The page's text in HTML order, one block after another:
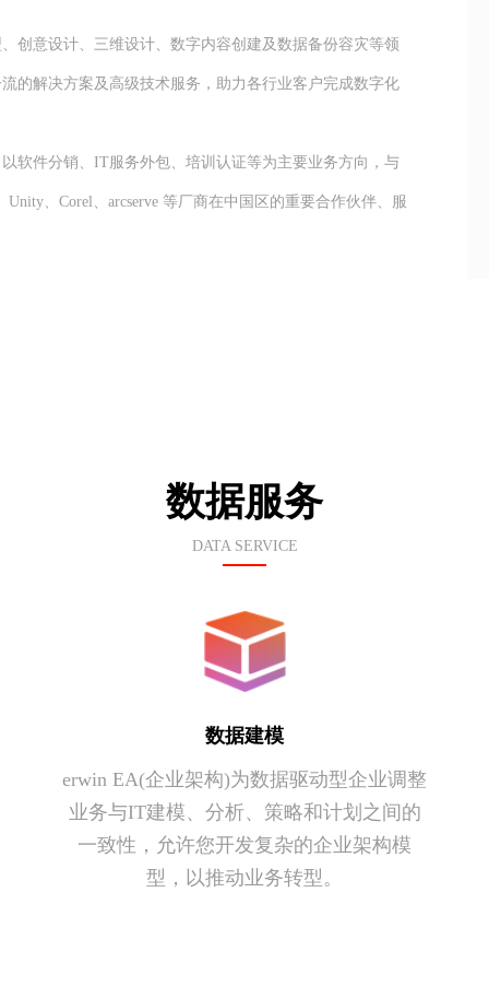
功
创意设计、三维设计、数字内容创建及数据备份容灾等领
的解决方案及高级技术服务，助力各行业客户完成数字化
软件分销、IT服务外包、培训认证等为主要业务方向，与
、Corel、arcserve 等厂商在中国区的重要合作伙伴、服
数据服务
DATA SERVICE
数据建模
erwin EA(企业架构)为数据驱动型企业调整
业务与IT建模、分析、策略和计划之间的
一致性，允许您开发复杂的企业架构模
型，以推动业务转型。